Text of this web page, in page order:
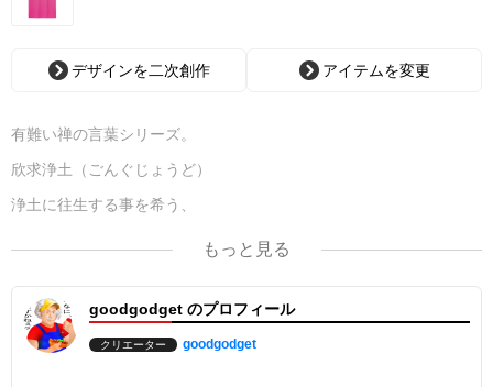
デザインを二次創作 アイテムを変更
有難い禅の言葉シリーズ。
欣求浄土（ごんぐじょうど）
浄土に往生する事を希う、
もっと見る
goodgodget のプロフィール
クリエーター goodgodget